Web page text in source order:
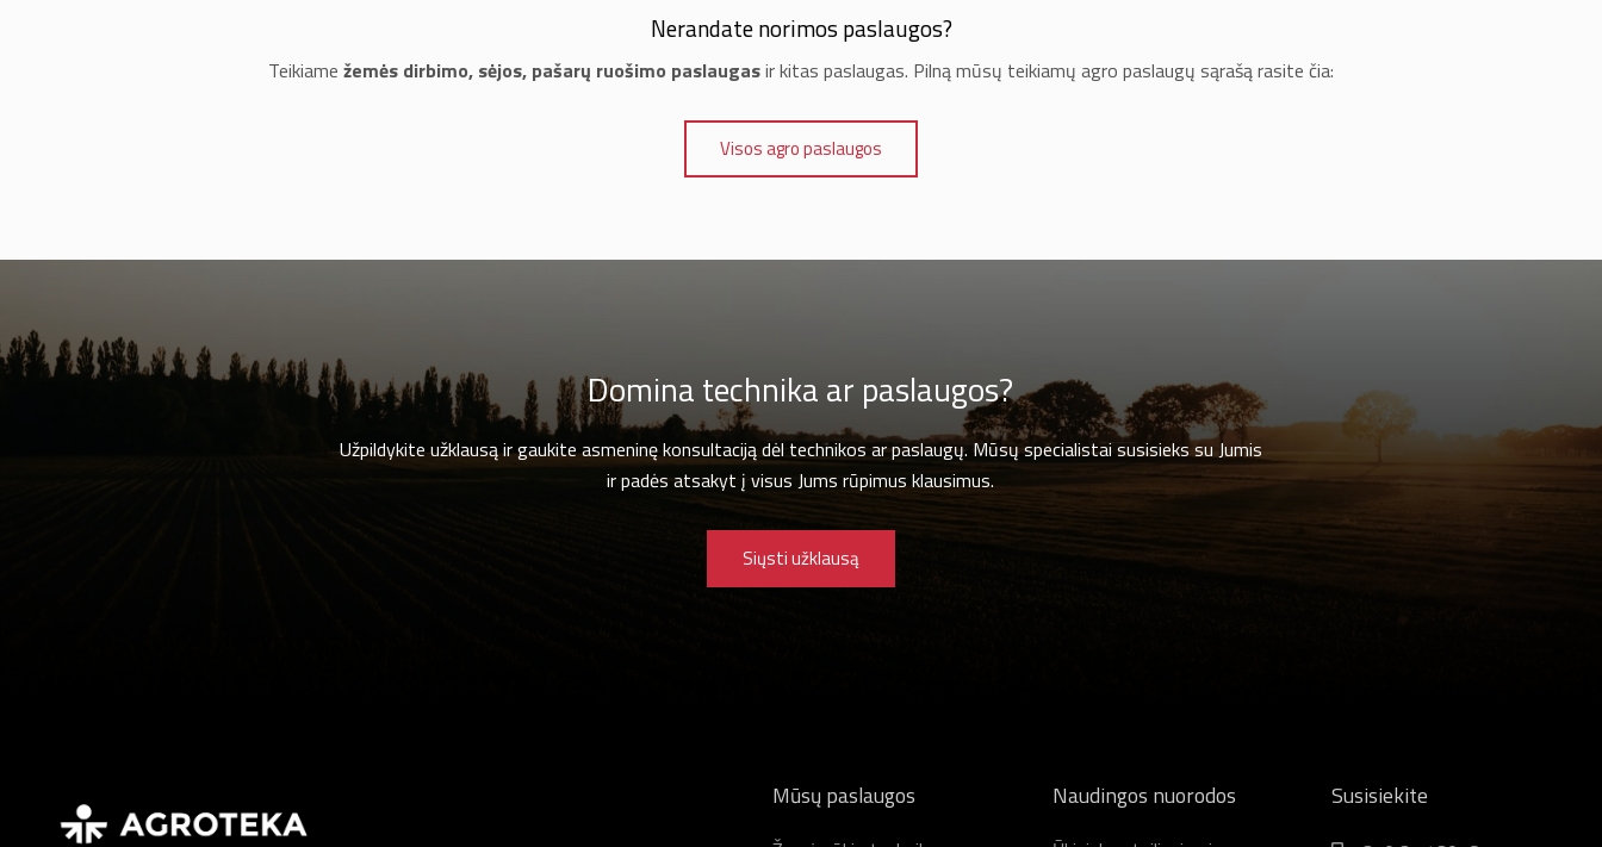
Nerandate norimos paslaugos?
Teikiame žemės dirbimo, sėjos, pašarų ruošimo paslaugasir kitas paslaugas. Pilną mūsų teikiamų agro paslaugų sąrašą rasite čia:
Visos agro paslaugos
Domina technika ar paslaugos?
Užpildykite užklausą ir gaukite asmeninę konsultaciją dėl technikos ar paslaugų. Mūsų specialistai susisieks su Jumis
ir padės atsakyt į visus Jums rūpimus klausimus.
Siųsti užklausą
Mūsų paslaugos Naudingos nuorodos Susisiekite